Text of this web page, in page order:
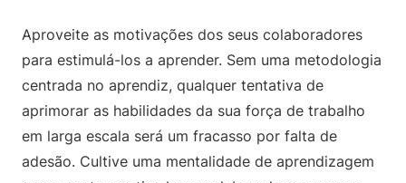
Aproveite as motivações dos seus colaboradores
para estimulá-los a aprender. Sem uma metodologia
centrada no aprendiz, qualquer tentativa de
aprimorar as habilidades da sua força de trabalho
em larga escala será um fracasso por falta de
adesão. Cultive uma mentalidade de aprendizagem